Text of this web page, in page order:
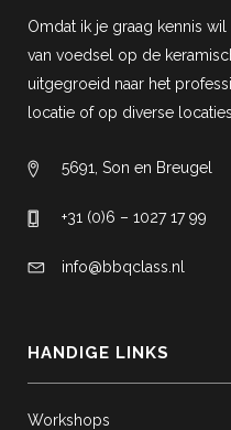
Omdat ik je graag kennis
van voedsel op de
uitgegroeid naar het
locatie of op diverse locaties.
5691, Son en Breugel
+31 (0)6 – 1027 17 99
info@bbqclass.nl
HANDIGE LINKS
Workshops